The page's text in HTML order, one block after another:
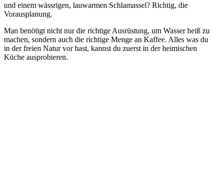
und einem wässrigen, lauwarmen Schlamassel? Richtig, die
Vorausplanung.
Man benötigt nicht nur die richtige Ausrüstung, um Wasser heiß zu
machen, sondern auch die richtige Menge an Kaffee. Alles was du
in der freien Natur vor hast, kannst du zuerst in der heimischen
Küche ausprobieren.